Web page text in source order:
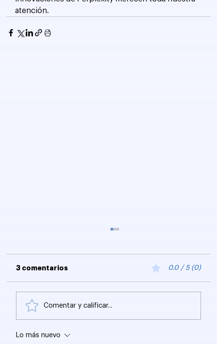
atención.
3 comentarios 0.0 / 5 (0)
Comentar y calificar...
Lo más nuevo